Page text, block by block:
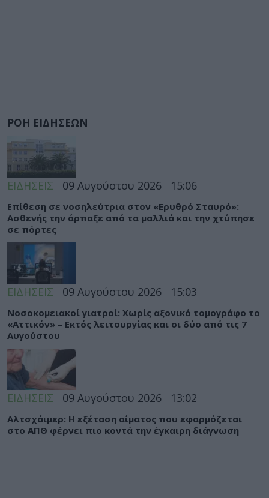
ΡΟΗ ΕΙΔΗΣΕΩΝ
ΕΙΔΗΣΕΙΣ 09 Αυγούστου 2026 15:06
Eπίθεση σε νοσηλεύτρια στον «Ερυθρό Σταυρό»:
Ασθενής την άρπαξε από τα μαλλιά και την χτύπησε
σε πόρτες
ΕΙΔΗΣΕΙΣ 09 Αυγούστου 2026 15:03
Νοσοκομειακοί γιατροί: Χωρίς αξονικό τομογράφο το
«Αττικόν» – Εκτός λειτουργίας και οι δύο από τις 7
Αυγούστου
ΕΙΔΗΣΕΙΣ 09 Αυγούστου 2026 13:02
Αλτσχάιμερ: Η εξέταση αίματος που εφαρμόζεται
στο ΑΠΘ φέρνει πιο κοντά την έγκαιρη διάγνωση